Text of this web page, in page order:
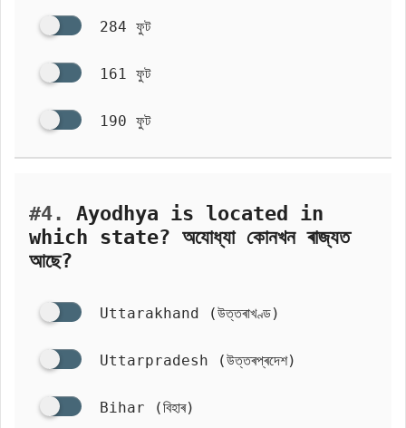
284 ফুট
161 ফুট
190 ফুট
#4.
Ayodhya is located in
which state? অযোধ্যা কোনখন ৰাজ্যত
আছে?
Uttarakhand (উত্তৰাখণ্ড)
Uttarpradesh (উত্তৰপ্ৰদেশ)
Bihar (বিহাৰ)